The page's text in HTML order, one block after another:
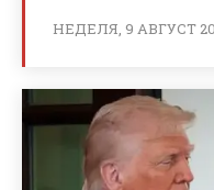
НЕДЕЛЯ, 9 АВГУСТ